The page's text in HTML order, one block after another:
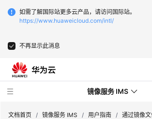
如需了解国际站更多云产品，请访问国际站。
https://www.huaweicloud.com/intl/
不再显示此消息
镜像服务 IMS
文档首页 / 镜像服务 IMS / 用户指南 / 通过镜像